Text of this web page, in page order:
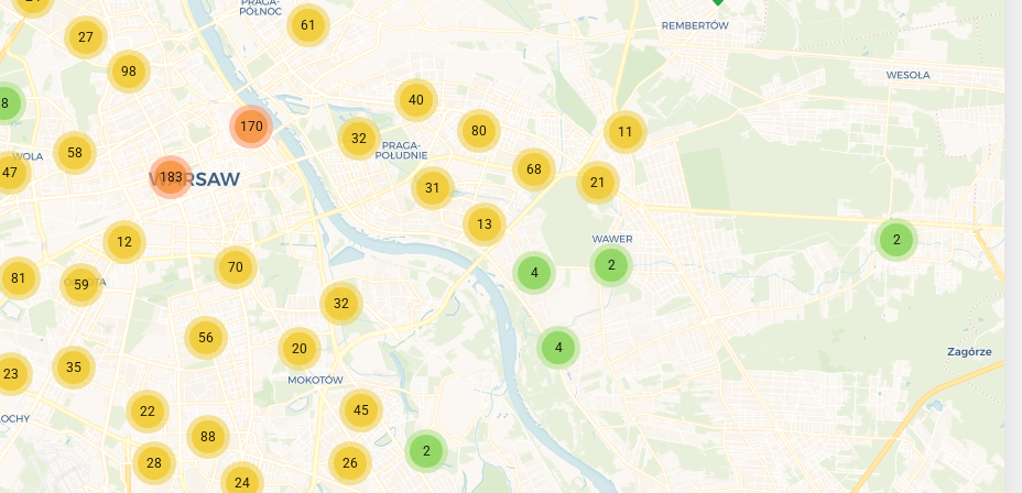
32
40
31
12
58
27
13
56
4
8
47
22
4
21
2
35
2
26
28
11
170
61
32
70
183
98
80
20
59
68
45
81
88
24
23
2